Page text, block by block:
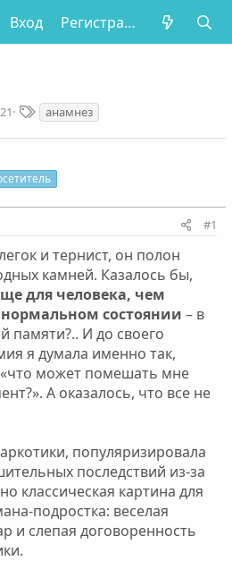
Вход Регистрация
Т
е
г
анамнез
#1
и тернист, он полон
камней. Казалось бы,
для человека, чем
состоянии – в
памяти?.. И до своего
я думала именно так,
может помешать мне
А оказалось, что все не
популяризировала
последствий из-за
классическая картина для
подростка: веселая
и слепая договоренность